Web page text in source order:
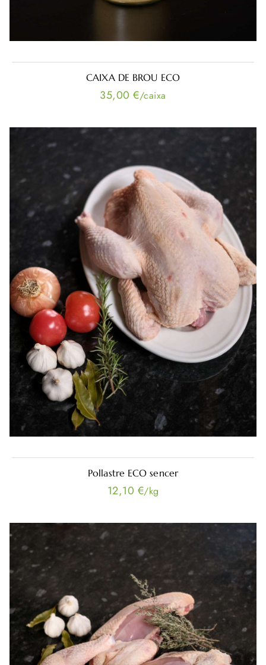
CAIXA DE BROU ECO
35,00 €/caixa
Pollastre ECO sencer
12,10 €/kg